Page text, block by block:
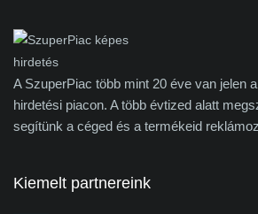
A SzuperPiac több mint 20 éve van jelen
hirdetési piacon. A több évtized alatt
segítünk a céged és a termékeid
Kiemelt partnereink